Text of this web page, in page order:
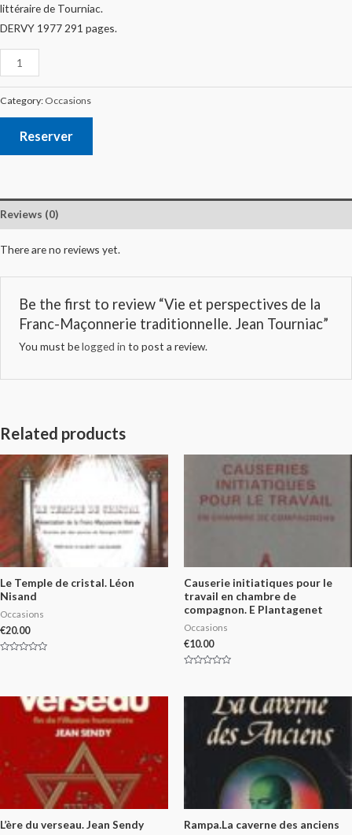
littéraire de Tourniac.
DERVY 1977 291 pages.
Category: Occasions
Reserver
Reviews (0)
There are no reviews yet.
Be the first to review “Vie et perspectives de la
Franc-Maçonnerie traditionnelle. Jean Tourniac”
You must belogged in to post a review.
Related products
Le Temple de cristal. Léon
Nisand
Occasions
€20.00
5
Causerie initiatiques pour le
travail en chambre de
compagnon. E Plantagenet
Occasions
€10.00
of
L’ère du verseau. Jean Sendy Rampa.La caverne des anciens